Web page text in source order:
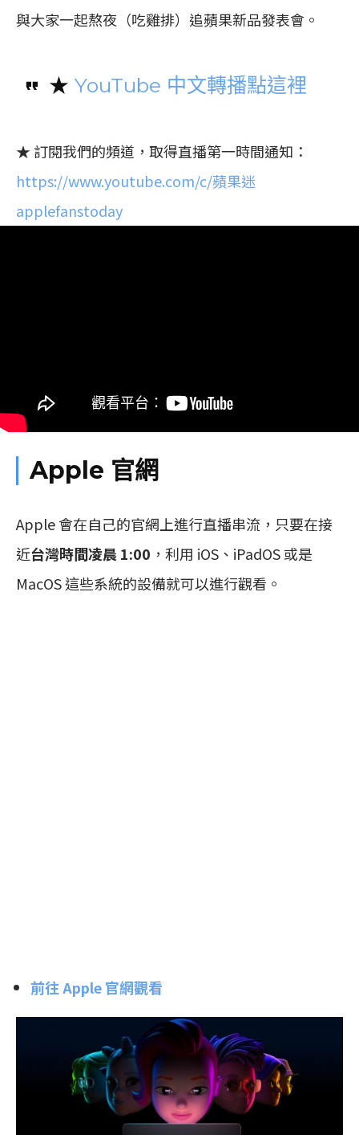
與大家一起熬夜（吃雞排）追蘋果新品發表會。
★ YouTube 中文轉播點這裡
★ 訂閱我們的頻道，取得直播第一時間通知：
https://www.youtube.com/c/蘋果迷
applefanstoday
Apple 官網
Apple 會在自己的官網上進行直播串流，只要在接
近台灣時間凌晨 1:00 ，利用 iOS、iPadOS 或是
MacOS 這些系統的設備就可以進行觀看。
前往 Apple 官網觀看